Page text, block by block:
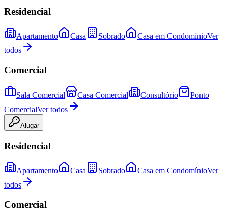
Residencial
Apartamento Casa Sobrado Casa em CondomínioVer
todos
Comercial
Sala Comercial Casa Comercial Consultório
Ponto
ComercialVer todos
Alugar
Residencial
Apartamento Casa Sobrado Casa em CondomínioVer
todos
Comercial